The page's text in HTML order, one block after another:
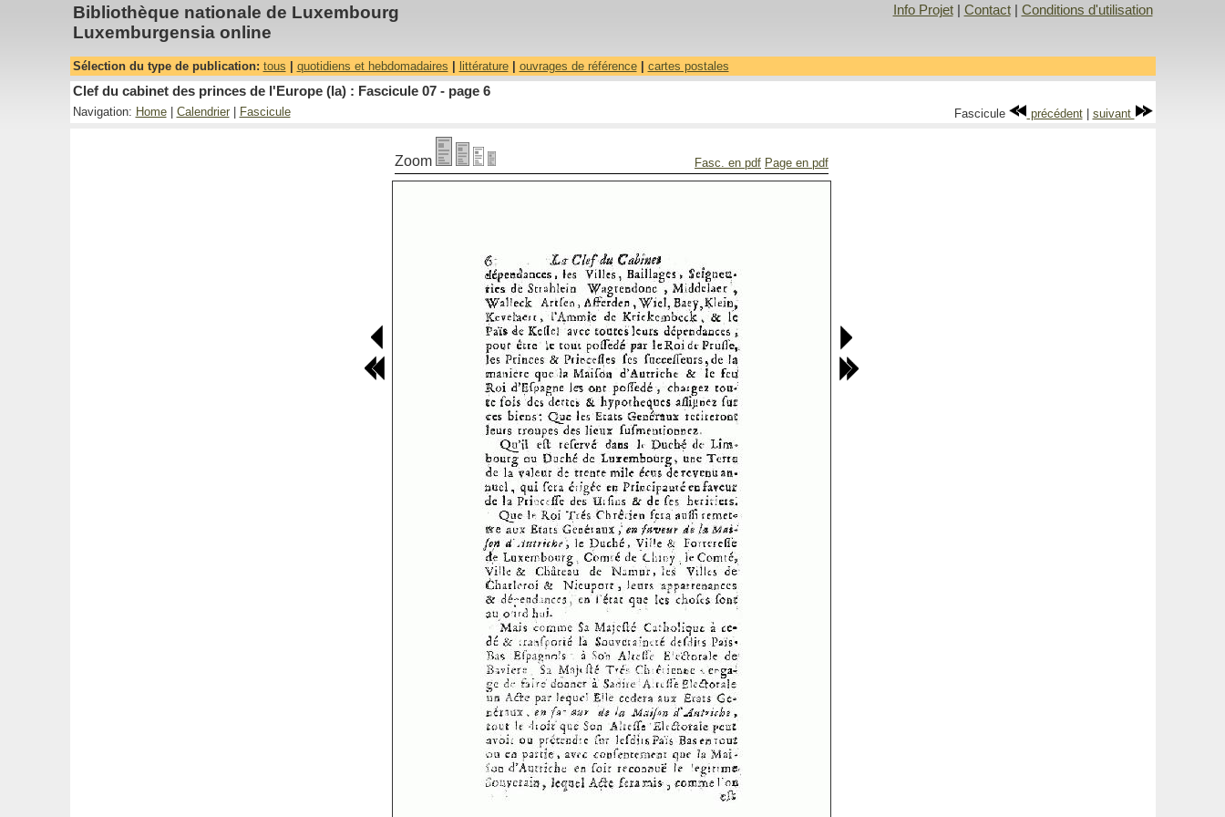
Bibliothèque nationale de Luxembourg
Luxemburgensia online
Info Projet| Contact| Conditions d'utilisation
Sélection du type de publication: tous quotidiens et hebdomadaires littérature| ouvrages de référence| cartes postales
Clef du cabinet des princes de l'Europe (la) : Fascicule 07 - page 6
Navigation: Home| Calendrier| Fascicule Fascicule précédent| suivant
Zoom Fasc. en pdf Page en pdf